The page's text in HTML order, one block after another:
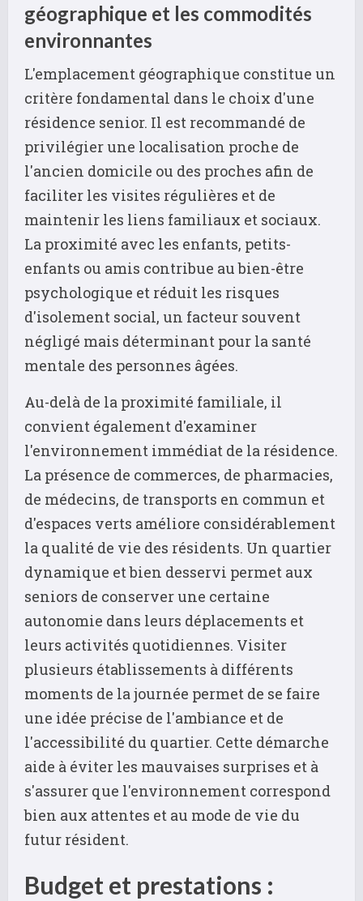
géographique et les commodités
environnantes
L'emplacement géographique constitue un
critère fondamental dans le choix d'une
résidence senior. Il est recommandé de
privilégier une localisation proche de
l'ancien domicile ou des proches afin de
faciliter les visites régulières et de
maintenir les liens familiaux et sociaux.
La proximité avec les enfants, petits-
enfants ou amis contribue au bien-être
psychologique et réduit les risques
d'isolement social, un facteur souvent
négligé mais déterminant pour la santé
mentale des personnes âgées.
Au-delà de la proximité familiale, il
convient également d'examiner
l'environnement immédiat de la résidence.
La présence de commerces, de pharmacies,
de médecins, de transports en commun et
d'espaces verts améliore considérablement
la qualité de vie des résidents. Un quartier
dynamique et bien desservi permet aux
seniors de conserver une certaine
autonomie dans leurs déplacements et
leurs activités quotidiennes. Visiter
plusieurs établissements à différents
moments de la journée permet de se faire
une idée précise de l'ambiance et de
l'accessibilité du quartier. Cette démarche
aide à éviter les mauvaises surprises et à
s'assurer que l'environnement correspond
bien aux attentes et au mode de vie du
futur résident.
Budget et prestations :